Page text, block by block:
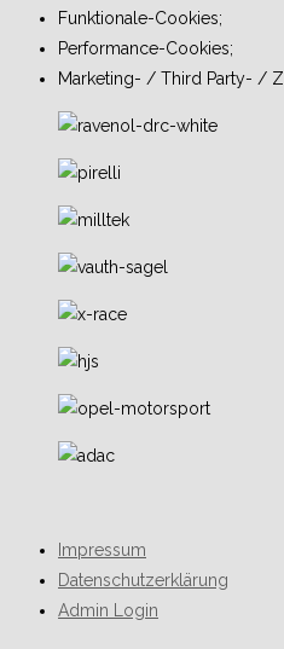
Funktionale-Cookies;
Performance-Cookies;
Marketing- / Third Party- /
Impressum
Datenschutzerklärung
Admin Login